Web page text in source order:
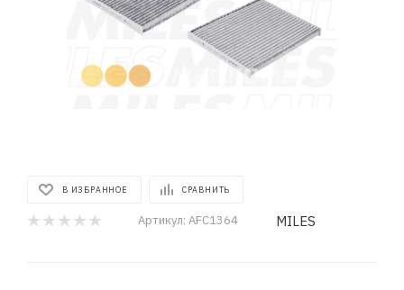
В ИЗБРАННОЕ СРАВНИТЬ
Артикул: AFC1364 MILES